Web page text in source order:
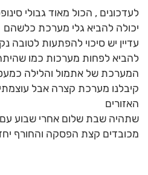
לעדכונים , הכול מאוד גבולי
יכולה להביא גלי מערכת כלשהם
עדיין יש סיכוי להפתעות לטובה
להביא לפחות מערכות כמו
המערכת של אתמול והלילה
קיבלנו מערכת קצרה אבל
האזורים
שתהיה שבת שלום אחרי שבוע
מכובדים קצת הפסקה והחורף